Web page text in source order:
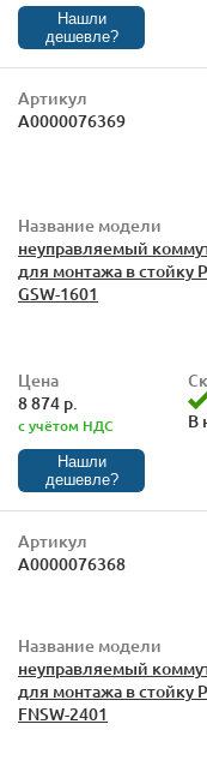
Нашли
дешевле?
Артикул
А0000076369
Название модели
неуправляемый
для монтажа в стойку
GSW-1601
Цена
8 874 р.
с учётом НДС
Нашли
дешевле?
В
Артикул
А0000076368
Название модели
неуправляемый
для монтажа в стойку
FNSW-2401